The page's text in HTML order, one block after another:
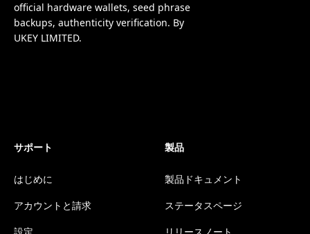
official hardware wallets, seed phrase
backups, authenticity verification. By
UKEY LIMITED.
サポート
はじめに
アカウントと請求
製品
製品ドキュメント
ステータスページ